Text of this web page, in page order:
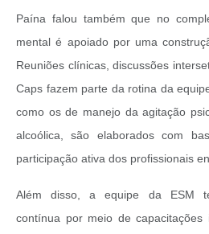
Paína falou também que no
mental é apoiado por uma
Reuniões clínicas, discussões
Caps fazem parte da rotina da
como os de manejo da agitação
alcoólica, são elaborados com
participação ativa dos profissionais
Além disso, a equipe da ESM
contínua por meio de capacitações